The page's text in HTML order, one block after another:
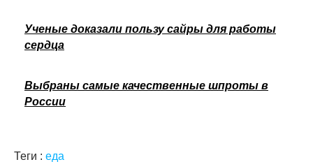
Ученые доказали пользу сайры для работы
сердца
Выбраны самые качественные шпроты в
России
Теги : еда